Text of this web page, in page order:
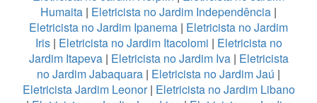
Humaita | Eletricista no Jardim Independência |
Eletricista no Jardim Ipanema | Eletricista no Jardim
Iris| Eletricista no Jardim Itacolomi | Eletricista no
Jardim Itapeva| Eletricista no Jardim Iva| Eletricista
no Jardim Jabaquara | Eletricista no Jardim Jaú |
Eletricista Jardim Leonor| Eletricista no Jardim Libano